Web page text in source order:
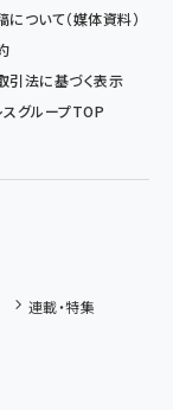
について（媒体資料）
引法に基づく表示
スグループTOP
連載・特集